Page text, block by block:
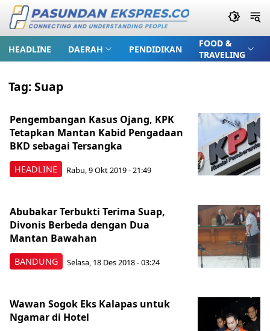
HEADLINE DAERAH PENDIDIKAN
FOOD &
TRAVELING
Tag:Suap
HEADLINE
Pengembangan Kasus Ojang, KPK
Tetapkan Mantan Kabid Pengadaan
BKD sebagai Tersangka
Rabu, 9 Okt 2019 - 21:49
BANDUNG
Abubakar Terbukti Terima Suap,
Divonis Berbeda dengan Dua
Mantan Bawahan
Selasa, 18 Des 2018 - 03:24
Wawan Sogok Eks Kalapas untuk
Ngamar di Hotel